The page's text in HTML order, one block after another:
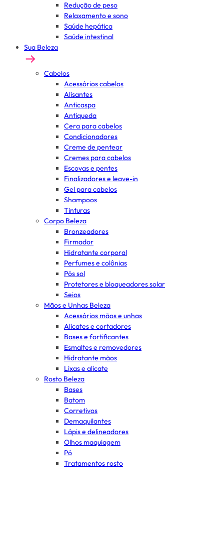
Redução de peso
Relaxamento e sono
Saúde hepática
Saúde intestinal
Sua Beleza
Cabelos
Acessórios cabelos
Alisantes
Anticaspa
Antiqueda
Cera para cabelos
Condicionadores
Creme de pentear
Cremes para cabelos
Escovas e pentes
Finalizadores e leave-in
Gel para cabelos
Shampoos
Tinturas
Corpo Beleza
Bronzeadores
Firmador
Hidratante corporal
Perfumes e colônias
Pós sol
Protetores e bloqueadores solar
Seios
Mãos e Unhas Beleza
Acessórios mãos e unhas
Alicates e cortadores
Bases e fortificantes
Esmaltes e removedores
Hidratante mãos
Lixas e alicate
Rosto Beleza
Bases
Batom
Corretivos
Demaquilantes
Lápis e delineadores
Olhos maquiagem
Pó
Tratamentos rosto